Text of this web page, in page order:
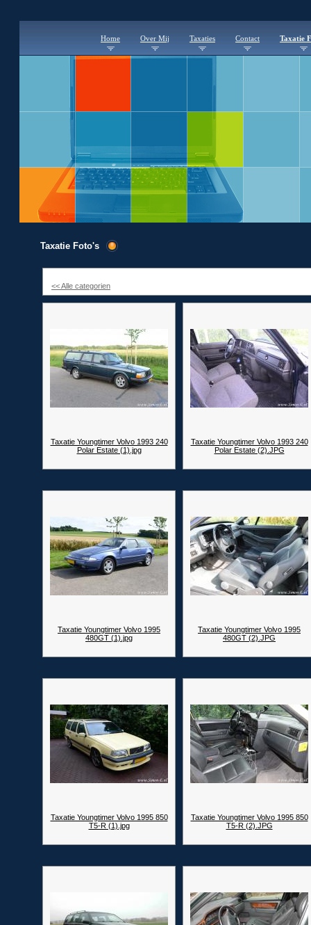
Home Over Mij Taxaties Contact Taxatie
Taxatie Foto's
<< Alle categorien
Taxatie Youngtimer Volvo 1993 240
Polar Estate (1).jpg
Taxatie Youngtimer Volvo 1993 240
Polar Estate (2).JPG
Taxatie Youngtimer Volvo 1995
480GT (1).jpg
Taxatie Youngtimer Volvo 1995
480GT (2).JPG
Taxatie Youngtimer Volvo 1995 850
T5-R (1).jpg
Taxatie Youngtimer Volvo 1995 850
T5-R (2).JPG